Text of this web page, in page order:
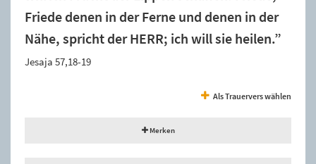
Friede denen in der Ferne und denen in der
Nähe, spricht der HERR; ich will sie heilen.”
Jesaja 57,18-19
Als Trauervers wählen
Merken